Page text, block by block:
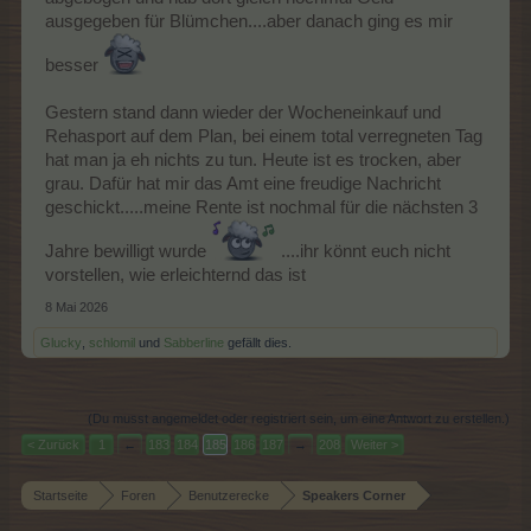
ausgegeben für Blümchen....aber danach ging es mir
besser
Gestern stand dann wieder der Wocheneinkauf und
Rehasport auf dem Plan, bei einem total verregneten Tag
hat man ja eh nichts zu tun. Heute ist es trocken, aber
grau. Dafür hat mir das Amt eine freudige Nachricht
geschickt.....meine Rente ist nochmal für die nächsten 3
Jahre bewilligt wurde
....ihr könnt euch nicht
vorstellen, wie erleichternd das ist
8 Mai 2026
Glucky schlomil und Sabberline gefällt dies.
(Du musst angemeldet oder registriert sein, um eine Antwort zu erstellen.)
< Zurück
1 ← 183 184 185 186 187 → 208 Weiter >
Startseite Foren Benutzerecke Speakers Corner